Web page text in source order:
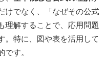
けでなく、「なぜその公式
理解することで、応用問題
。特に、図や表を活用して
です。